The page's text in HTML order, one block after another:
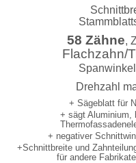
58 Zähne,
Flachzahn/
Drehzahl
+ Sägeblatt für
+ sägt Aluminium,
+ negativer
+Schnittbreite und
für andere